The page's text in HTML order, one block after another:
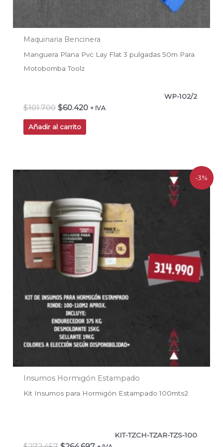
Maquinaria Bencinera
Manguera Plana Pvc Lay Flat 3 pulgadas 50m Para
Motobomba Toolz
WP-102/2
$101.700 $60.420 + IVA
Añadir al carrito
-3%
Insumos Hormigón Estampado
Kit Insumos para Hormigón Estampado 100mts2
KIT-TZCH-TZAR-TZS-100
era:
$272.457.
es:
$264.697.